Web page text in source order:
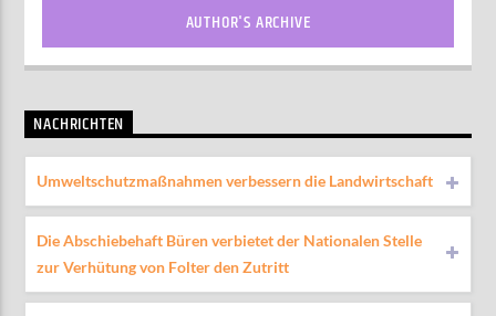
AUTHOR'S ARCHIVE
NACHRICHTEN
Umweltschutzmaßnahmen verbessern die Landwirtschaft
Die Abschiebehaft Büren verbietet der Nationalen Stelle
zur Verhütung von Folter den Zutritt